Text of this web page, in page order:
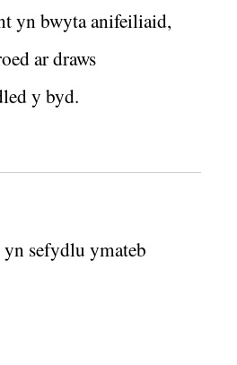
yn bwyta anifeiliaid,
ar draws
y byd.
sefydlu ymateb